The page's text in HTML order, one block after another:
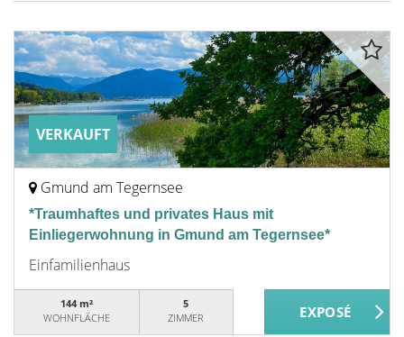
VERKAUFT
Gmund am Tegernsee
*Traumhaftes und privates Haus mit
Einliegerwohnung in Gmund am Tegernsee*
Einfamilienhaus
144 m²
WOHNFLÄCHE
5
ZIMMER